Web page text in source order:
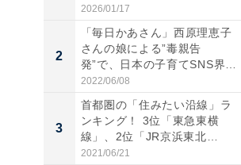
ぎ...
2026/01/17
2
「毎日かあさん」西原理恵子
さんの娘による”毒親告
発”で、日本の子育てSNS界隈
が...
2022/06/08
3
首都圏の「住みたい沿線」ラ
ンキング！ 3位「東急東横
線」、2位「JR京浜東北
線」...
2021/06/21